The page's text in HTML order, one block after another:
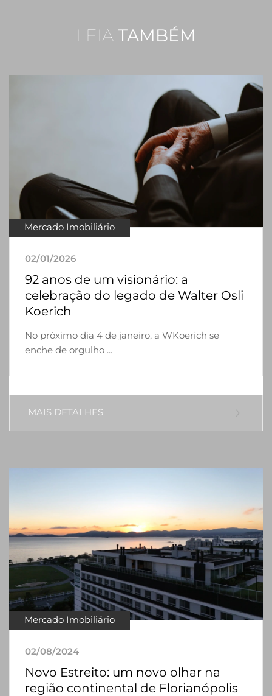
LEIA TAMBÉM
Mercado Imobiliário
02/01/2026
92 anos de um visionário: a
celebração do legado de Walter Osli
Koerich
No próximo dia 4 de janeiro, a WKoerich se
enche de orgulho ...
MAIS DETALHES
Mercado Imobiliário
02/08/2024
Novo Estreito: um novo olhar na
região continental de Florianópolis